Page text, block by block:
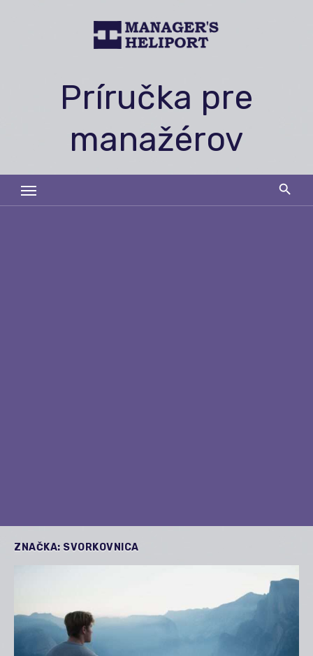
Príručka pre
manažérov
ZNAČKA: SVORKOVNICA